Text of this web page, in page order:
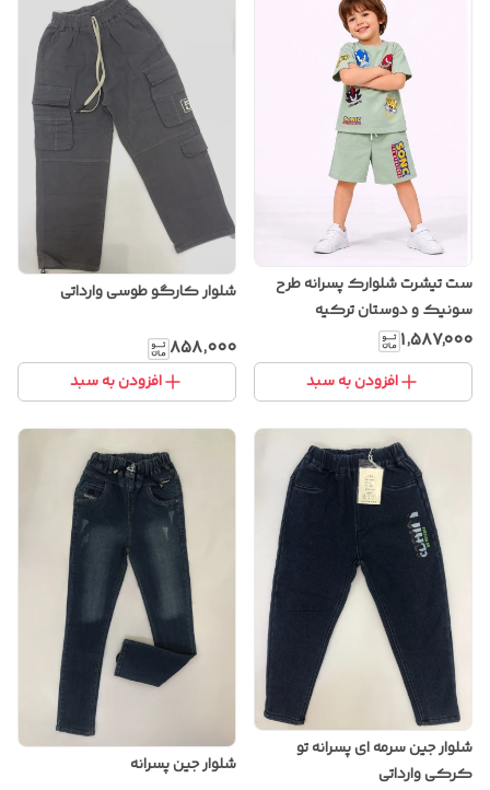
ست تیشرت شلوارک پسرانه طرح
سونیک و دوستان ترکیه
۱٬۵۸۷٬۰۰۰
افزودن به سبد
شلوار کارگو طوسی وارداتی
۸۵۸٬۰۰۰
افزودن به سبد
شلوار جین سرمه ای پسرانه تو
کرکی وارداتی
شلوار جین پسرانه